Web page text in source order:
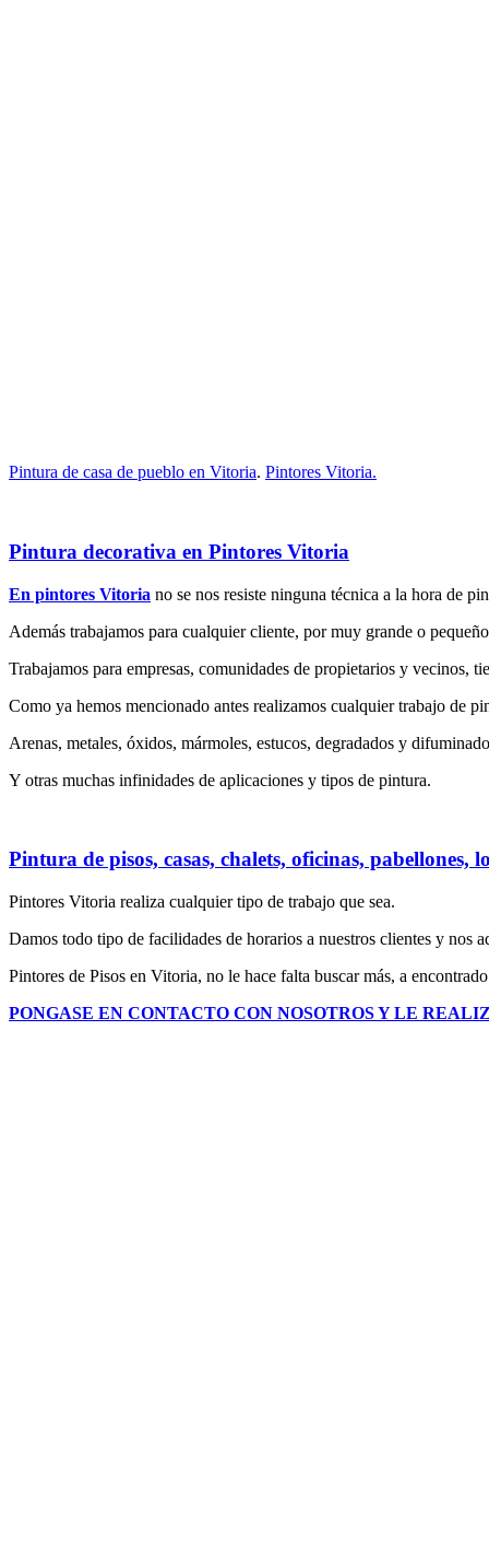
Pintura de casa de pueblo en Vitoria. Pintores Vitoria.
Pintura decorativa en Pintores Vitoria
En pintores Vitoria no se nos resiste ninguna técnica a la hora de
Además trabajamos para cualquier cliente, por muy grande o
Trabajamos para empresas, comunidades de propietarios y vecinos,
Como ya hemos mencionado antes realizamos cualquier trabajo de
Arenas, metales, óxidos, mármoles, estucos, degradados y
Y otras muchas infinidades de aplicaciones y tipos de pintura.
Pintura de pisos, casas, chalets, oficinas, pabellones,
Pintores Vitoria realiza cualquier tipo de trabajo que sea.
Damos todo tipo de facilidades de horarios a nuestros clientes y nos
Pintores de Pisos en Vitoria, no le hace falta buscar más, a
PONGASE EN CONTACTO CON NOSOTROS Y LE